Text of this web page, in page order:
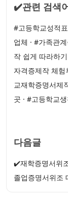
✔️관련 검색
#고등학교성적
업체 · #가족관
작 쉽게 따라하
자격증제작 체험
교재학증명서제
곳 · #고등학교
다음글
✔️재학증명서위
졸업증명서위조